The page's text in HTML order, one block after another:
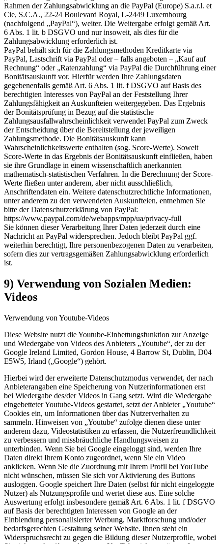
Rahmen der Zahlungsabwicklung an die PayPal (Europe) S.a.r.l. et
Cie, S.C.A., 22-24 Boulevard Royal, L-2449 Luxembourg
(nachfolgend „PayPal“), weiter. Die Weitergabe erfolgt gemäß Art.
6 Abs. 1 lit. b DSGVO und nur insoweit, als dies für die
Zahlungsabwicklung erforderlich ist.
PayPal behält sich für die Zahlungsmethoden Kreditkarte via
PayPal, Lastschrift via PayPal oder – falls angeboten – „Kauf auf
Rechnung“ oder „Ratenzahlung“ via PayPal die Durchführung einer
Bonitätsauskunft vor. Hierfür werden Ihre Zahlungsdaten
gegebenenfalls gemäß Art. 6 Abs. 1 lit. f DSGVO auf Basis des
berechtigten Interesses von PayPal an der Feststellung Ihrer
Zahlungsfähigkeit an Auskunfteien weitergegeben. Das Ergebnis
der Bonitätsprüfung in Bezug auf die statistische
Zahlungsausfallwahrscheinlichkeit verwendet PayPal zum Zweck
der Entscheidung über die Bereitstellung der jeweiligen
Zahlungsmethode. Die Bonitätsauskunft kann
Wahrscheinlichkeitswerte enthalten (sog. Score-Werte). Soweit
Score-Werte in das Ergebnis der Bonitätsauskunft einfließen, haben
sie ihre Grundlage in einem wissenschaftlich anerkannten
mathematisch-statistischen Verfahren. In die Berechnung der Score-
Werte fließen unter anderem, aber nicht ausschließlich,
Anschriftendaten ein. Weitere datenschutzrechtliche Informationen,
unter anderem zu den verwendeten Auskunfteien, entnehmen Sie
bitte der Datenschutzerklärung von PayPal:
https://www.paypal.com/de/webapps/mpp/ua/privacy-full
Sie können dieser Verarbeitung Ihrer Daten jederzeit durch eine
Nachricht an PayPal widersprechen. Jedoch bleibt PayPal ggf.
weiterhin berechtigt, Ihre personenbezogenen Daten zu verarbeiten,
sofern dies zur vertragsgemäßen Zahlungsabwicklung erforderlich
ist.
9) Verwendung von Sozialen Medien:
Videos
Verwendung von Youtube-Videos
Diese Website nutzt die Youtube-Einbettungsfunktion zur Anzeige
und Wiedergabe von Videos des Anbieters „Youtube“, der zu der
Google Ireland Limited, Gordon House, 4 Barrow St, Dublin, D04
E5W5, Irland („Google“) gehört.
Hierbei wird der erweiterte Datenschutzmodus verwendet, der nach
Anbieterangaben eine Speicherung von Nutzerinformationen erst
bei Wiedergabe des/der Videos in Gang setzt. Wird die Wiedergabe
eingebetteter Youtube-Videos gestartet, setzt der Anbieter „Youtube“
Cookies ein, um Informationen über das Nutzerverhalten zu
sammeln. Hinweisen von „Youtube“ zufolge dienen diese unter
anderem dazu, Videostatistiken zu erfassen, die Nutzerfreundlichkeit
zu verbessern und missbräuchliche Handlungsweisen zu
unterbinden. Wenn Sie bei Google eingeloggt sind, werden Ihre
Daten direkt Ihrem Konto zugeordnet, wenn Sie ein Video
anklicken. Wenn Sie die Zuordnung mit Ihrem Profil bei YouTube
nicht wünschen, müssen Sie sich vor Aktivierung des Buttons
ausloggen. Google speichert Ihre Daten (selbst für nicht eingeloggte
Nutzer) als Nutzungsprofile und wertet diese aus. Eine solche
Auswertung erfolgt insbesondere gemäß Art. 6 Abs. 1 lit. f DSGVO
auf Basis der berechtigten Interessen von Google an der
Einblendung personalisierter Werbung, Marktforschung und/oder
bedarfsgerechten Gestaltung seiner Website. Ihnen steht ein
Widerspruchsrecht zu gegen die Bildung dieser Nutzerprofile, wobei